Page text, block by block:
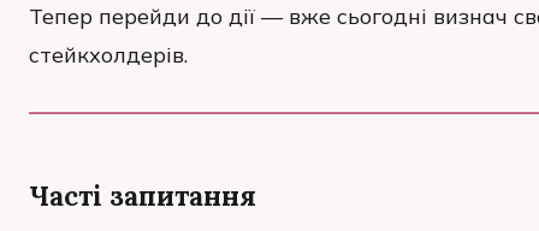
Тепер перейди до дії — вже сьогодні визнач
стейкхолдерів.
Часті запитання